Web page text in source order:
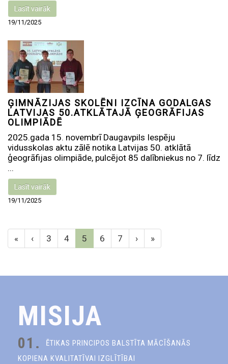
Lasīt vairāk
19/11/2025
ĢIMNĀZIJAS SKOLĒNI IZCĪNA GODALGAS
LATVIJAS 50.ATKLĀTAJĀ ĢEOGRĀFIJAS
OLIMPIĀDĒ
2025.gada 15. novembrī Daugavpils Iespēju
vidusskolas aktu zālē notika Latvijas 50. atklātā
ģeogrāfijas olimpiāde, pulcējot 85 dalībniekus no 7. līdz
...
Lasīt vairāk
19/11/2025
« ‹ 3 4 5 6 7 › »
MISIJA
01.
ĒTIKAS PRINCIPOS BALSTĪTA MĀCĪŠANĀS
KOPIENA KVALITATĪVAI IZGLĪTĪBAI